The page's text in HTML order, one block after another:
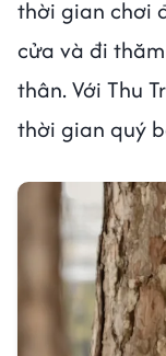
thời gian chơi
cửa và đi
thân. Với Thu
thời gian quý